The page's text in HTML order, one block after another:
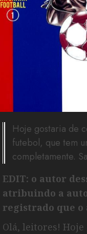
Hoje gostaria de
futebol, que tem
completamente.
EDIT: o autor
atribuindo a
registrado que o
Olá, leitores!